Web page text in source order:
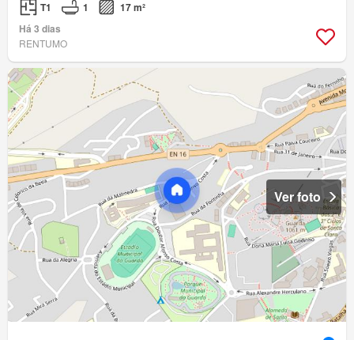
T1 1
17 m²
Há 3 dias
RENTUMO
Ver foto